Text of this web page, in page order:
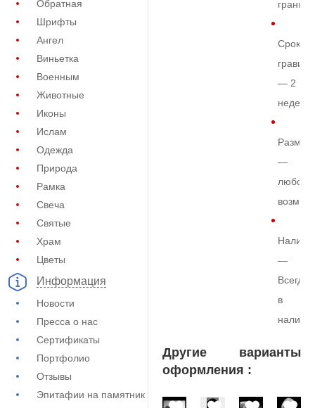
Обратная
Шрифты
Ангел
Виньетка
Военным
Животные
Иконы
Ислам
Одежда
Природа
Рамка
Свеча
Святые
Храм
Цветы
Информация
Новости
Пресса о нас
Сертификаты
Портфолио
Отзывы
Эпитафии на памятник
граните
Срок
— 2
недели
Размер
—
любой
—
Всегда
в
Другие варианты
оформления :